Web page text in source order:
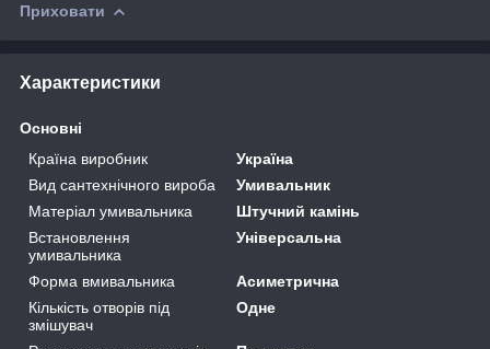
Приховати
Характеристики
Основні
Країна виробник
Україна
Вид сантехнічного вироба
Умивальник
Матеріал умивальника
Штучний камінь
Встановлення
умивальника
Універсальна
Форма вмивальника
Асиметрична
Кількість отворів під
змішувач
Одне